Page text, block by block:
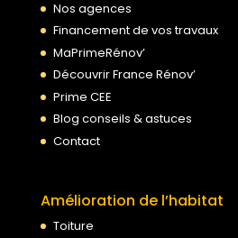
Nos agences
Financement de vos travaux
MaPrimeRénov’
Découvrir France Rénov’
Prime CEE
Blog conseils & astuces
Contact
Amélioration de l’habitat
Toiture